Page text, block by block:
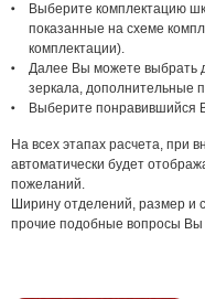
Выберите комплектацию
показанные на схеме
комплектации).
Далее Вы можете выбрать
зеркала, дополнительные
Выберите понравившийся
На всех этапах расчета, при
автоматически будет
пожеланий.
Ширину отделений, размер и
прочие подобные вопросы Вы